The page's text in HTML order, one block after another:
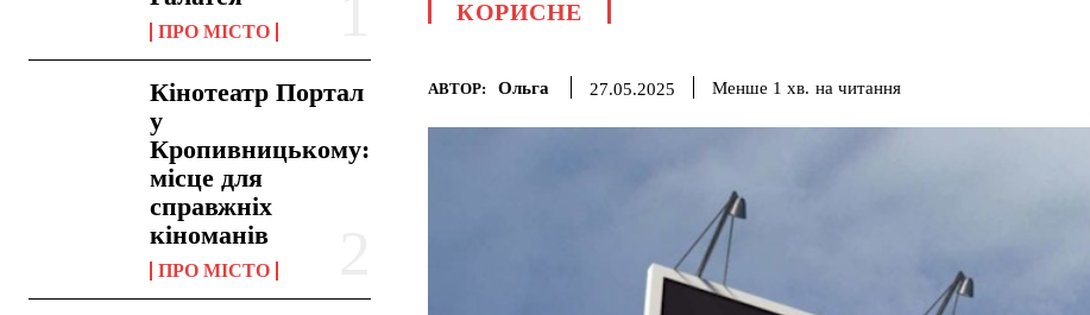
ПРО МІСТО
Кінотеатр Портал
у
Кропивницькому:
місце для
справжніх
кіноманів
ПРО МІСТО
КОРИСНЕ
АВТОР: Ольга 27.05.2025 Менше 1 хв. на читання